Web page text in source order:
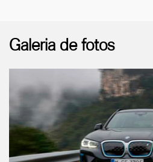
Galeria de fotos